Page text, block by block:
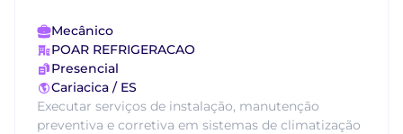
Mecânico
POAR REFRIGERACAO
Presencial
Cariacica / ES
Executar serviços de instalação, manutenção
preventiva e corretiva em sistemas de climatização